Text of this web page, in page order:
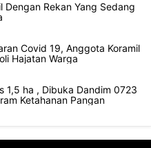
Dengan Rekan Yang Sedang
Covid 19, Anggota Koramil
Hajatan Warga
1,5 ha , Dibuka Dandim 0723
Ketahanan Pangan